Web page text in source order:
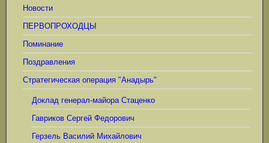
Новости
ПЕРВОПРОХОДЦЫ
Поминание
Поздравления
Стратегическая операция "Анадырь"
Доклад генерал-майора Стаценко
Гавриков Сергей Федорович
Герзель Василий Михайлович